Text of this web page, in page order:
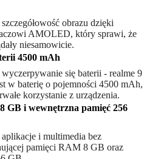
obrazu dzięki
AMOLED, który sprawi, że
niesamowicie.
4500 mAh
się baterii - realme 9
w baterię o pojemności 4500 mAh,
korzystanie z urządzenia.
GB i wewnętrzna pamięć 256
i multimedia bez
pamięci RAM 8 GB oraz